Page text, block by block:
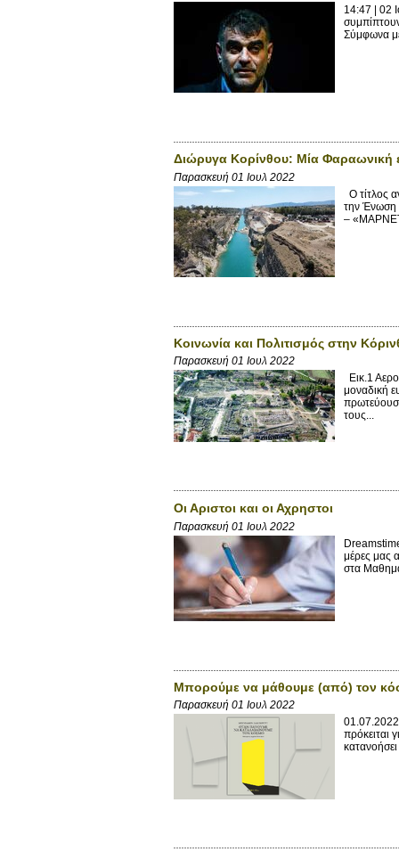
14:47 | 02
Σύμφωνα
Διώρυγα Κορίνθου: Μία Φαραωνική
Παρασκευή 01 Ιουλ 2022
Ο τίτλος
την
– «ΜΑΡΝΕΤ
Κοινωνία και Πολιτισμός στην
Παρασκευή 01 Ιουλ 2022
Εικ.1
μοναδική
τους...
Οι Αριστοι και οι Αχρηστοι
Παρασκευή 01 Ιουλ 2022
μέρες μας
στα
Μπορούμε να μάθουμε (από) τον
Παρασκευή 01 Ιουλ 2022
πρόκειται